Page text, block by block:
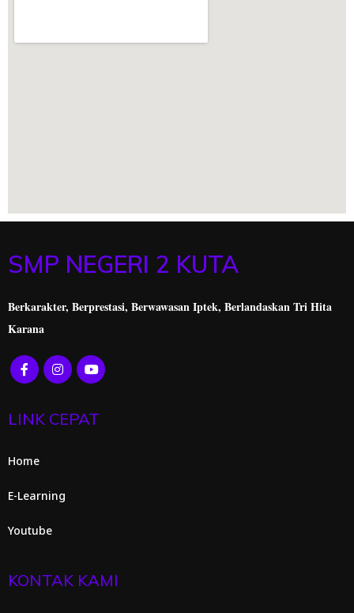
SMP NEGERI 2 KUTA
Berkarakter, Berprestasi, Berwawasan Iptek, Berlandaskan Tri Hita
Karana
LINK CEPAT
Home
E-Learning
Youtube
KONTAK KAMI